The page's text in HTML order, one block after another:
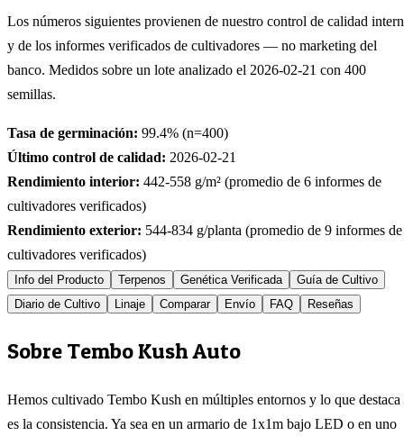
Los números siguientes provienen de nuestro control de calidad
y de los informes verificados de cultivadores — no marketing del
banco. Medidos sobre un lote analizado el 2026-02-21 con 400
semillas.
Tasa de germinación: 99.4% (n=400)
Último control de calidad: 2026-02-21
Rendimiento interior: 442-558 g/m² (promedio de 6 informes de
cultivadores verificados)
Rendimiento exterior: 544-834 g/planta (promedio de 9 informes de
cultivadores verificados)
Info del Producto Terpenos Genética Verificada
Guía de Cultivo
Diario de Cultivo
Linaje Comparar Envío FAQ Reseñas
Sobre Tembo Kush Auto
Hemos cultivado Tembo Kush en múltiples entornos y lo que destaca
es la consistencia. Ya sea en un armario de 1x1m bajo LED o en uno